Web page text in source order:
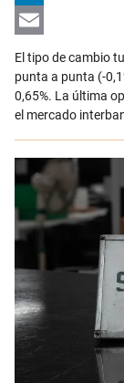
LinkedIn
Email
El tipo de cambio
punta a punta (-
0,65%. La última
el mercado